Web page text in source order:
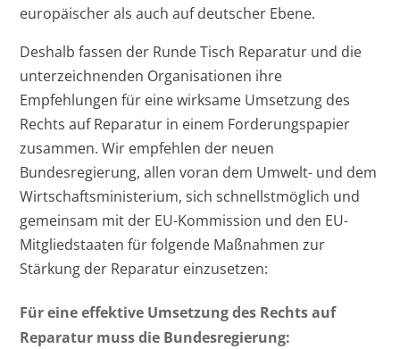
europäischer als auch auf deutscher Ebene.
Deshalb fassen der Runde Tisch Reparatur und die
unterzeichnenden Organisationen ihre
Empfehlungen für eine wirksame Umsetzung des
Rechts auf Reparatur in einem Forderungspapier
zusammen. Wir empfehlen der neuen
Bundesregierung, allen voran dem Umwelt- und dem
Wirtschaftsministerium, sich schnellstmöglich und
gemeinsam mit der EU-Kommission und den EU-
Mitgliedstaaten für folgende Maßnahmen zur
Stärkung der Reparatur einzusetzen:
Für eine effektive Umsetzung des Rechts auf
Reparatur muss die Bundesregierung: